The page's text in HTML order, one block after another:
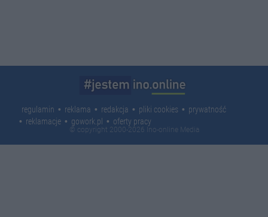
regulamin reklama redakcja pliki cookies
prywatność
reklamacje
gowork.pl oferty pracy
© copyright 2000-2026 Ino-online Media